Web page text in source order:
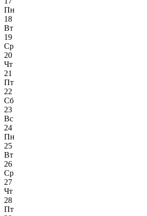
Пн
18
Вт
19
Ср
20
Чт
21
Пт
22
Сб
23
Вс
24
Пн
25
Вт
26
Ср
27
Чт
28
Пт